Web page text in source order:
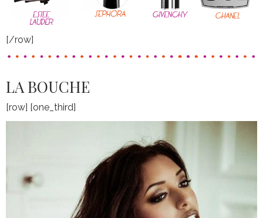
[/row]
LA BOUCHE
[row] [one_third]